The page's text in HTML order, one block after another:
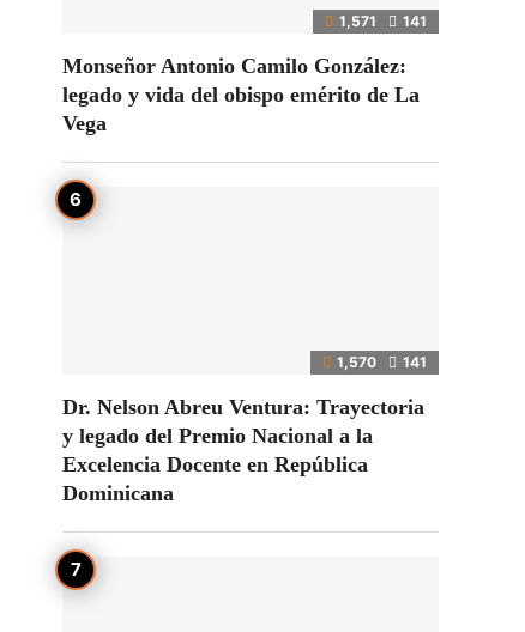
1,571 141
Monseñor Antonio Camilo González:
legado y vida del obispo emérito de La
Vega
1,570 141
Dr. Nelson Abreu Ventura: Trayectoria
y legado del Premio Nacional a la
Excelencia Docente en República
Dominicana